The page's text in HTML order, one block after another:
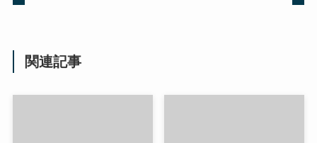
関連記事